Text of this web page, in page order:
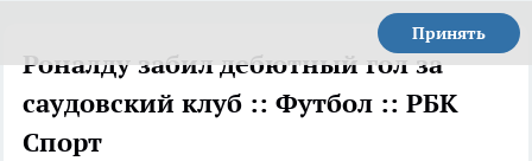
Принять
Роналду забил дебютный гол за
саудовский клуб :: Футбол :: РБК
Спорт